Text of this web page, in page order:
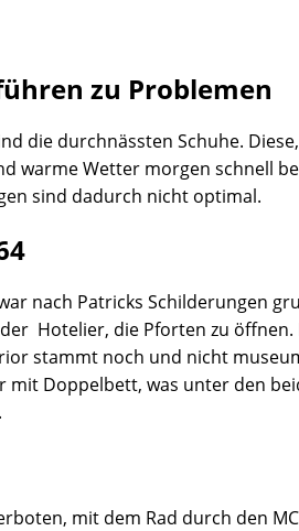
zu Problemen
die durchnässten Schuhe.
warme Wetter morgen schnell
sind dadurch nicht optimal.
nach Patricks Schilderungen
Hotelier, die Pforten zu
stammt noch und nicht
mit Doppelbett, was unter den
mit dem Rad durch den